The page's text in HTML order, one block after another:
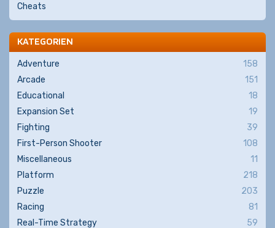
Cheats
KATEGORIEN
Adventure
158
Arcade
151
Educational
18
Expansion Set
19
Fighting
39
First-Person Shooter
108
Miscellaneous
11
Platform
218
Puzzle
203
Racing
81
Real-Time Strategy
59